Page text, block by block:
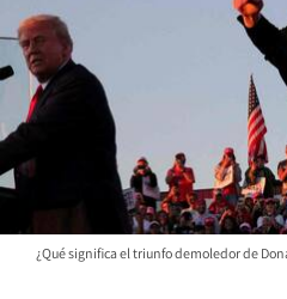
¿Qué significa el triunfo demoledor de